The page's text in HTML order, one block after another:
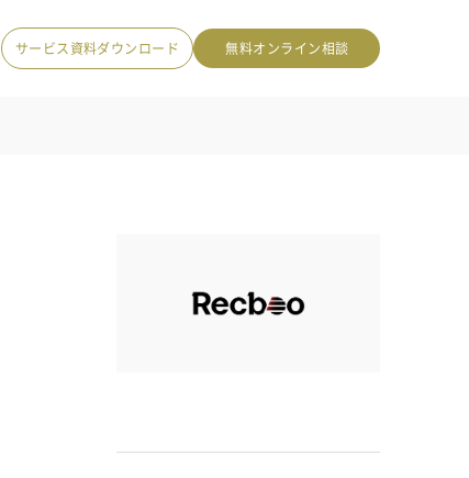
サービス資料ダウンロード 無料オンライン相談